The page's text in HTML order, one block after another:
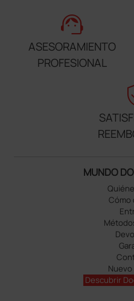
support_agent
ASESORAMIENTO
PROFESIONAL
MUNDO
Cómo
Nuevo
Descubrir